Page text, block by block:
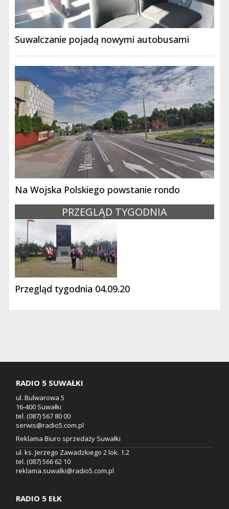
Suwalczanie pojadą nowymi autobusami
Na Wojska Polskiego powstanie rondo
PRZEGLĄD TYGODNIA
Przegląd tygodnia 04.09.20
RADIO 5 SUWAŁKI
ul. Bulwarowa 5
16-400 Suwałki
tel. (087) 567 80 00
serwis@radio5.com.pl
Reklama Biuro sprzedaży Suwałki
ul. ks. Jerzego Zawadzkiego 2 lok. 1.2
tel. (087) 566 62 10
reklama.suwalki@radio5.com.pl
RADIO 5 EŁK